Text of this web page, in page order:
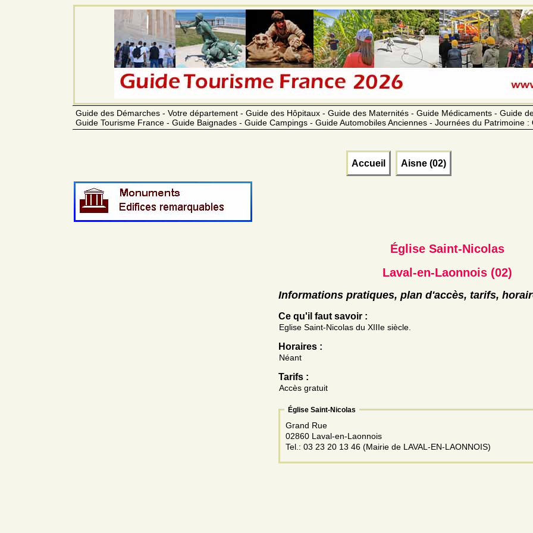
Guide des Démarches - Votre département - Guide des Hôpitaux - Guide des Maternités - Guide Médicaments - Guide
Guide Tourisme France - Guide Baignades - Guide Campings - Guide Automobiles Anciennes - Journées du Patrimoine :
Accueil Aisne (02)
Église Saint-Nicolas
Laval-en-Laonnois (02)
Informations pratiques, plan d'accès, tarifs,
Ce qu'il faut savoir :
Eglise Saint-Nicolas du XIIIe siècle.
Horaires :
Néant
Tarifs :
Accès gratuit
Église Saint-Nicolas
Grand Rue
02860 Laval-en-Laonnois
Tel.: 03 23 20 13 46 (Mairie de LAVAL-EN-LAONNOIS)